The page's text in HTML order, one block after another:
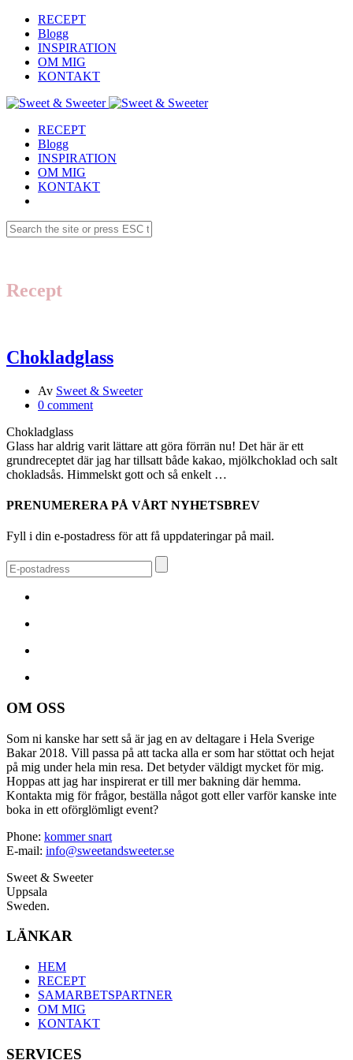
RECEPT
Blogg
INSPIRATION
OM MIG
KONTAKT
RECEPT
Blogg
INSPIRATION
OM MIG
KONTAKT
Recept
Chokladglass
Av Sweet & Sweeter
0 comment
Chokladglass
Glass har aldrig varit lättare att göra förrän nu! Det här är ett
grundreceptet där jag har tillsatt både kakao, mjölkchoklad och salt
chokladsås. Himmelskt gott och så enkelt …
PRENUMERERA PÅ VÅRT NYHETSBREV
Fyll i din e-postadress för att få uppdateringar på mail.
OM OSS
Som ni kanske har sett så är jag en av deltagare i Hela Sverige
Bakar 2018. Vill passa på att tacka alla er som har stöttat och hejat
på mig under hela min resa. Det betyder väldigt mycket för mig.
Hoppas att jag har inspirerat er till mer bakning där hemma.
Kontakta mig för frågor, beställa något gott eller varför kanske inte
boka in ett oförglömligt event?
Phone: kommer snart
E-mail: info@sweetandsweeter.se
Sweet & Sweeter
Uppsala
Sweden.
LÄNKAR
HEM
RECEPT
SAMARBETSPARTNER
OM MIG
KONTAKT
SERVICES